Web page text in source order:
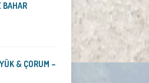
BAHAR
& ÇORUM –